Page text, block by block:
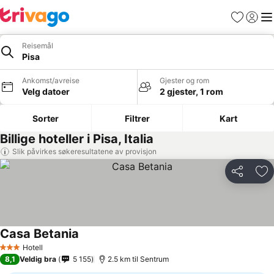
Favoritter
Logg
Reisemål
Pisa
Ankomst/avreise
Velg datoer
Gjester og rom
2 gjester, 1 rom
Sorter Filtrer Kart
Billige hoteller i Pisa, Italia
Slik påvirkes søkeresultatene av provisjon
Del
3 StjernerHotell
Casa Betania
8,1 Veldig bra 5 155 2.5 km til Sentrum